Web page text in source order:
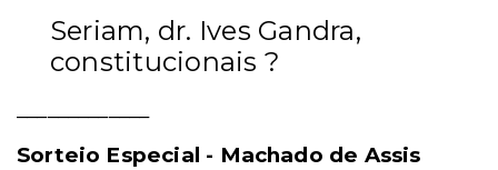
Seriam, dr. Ives Gandra,
constitucionais ?
Sorteio Especial - Machado de Assis